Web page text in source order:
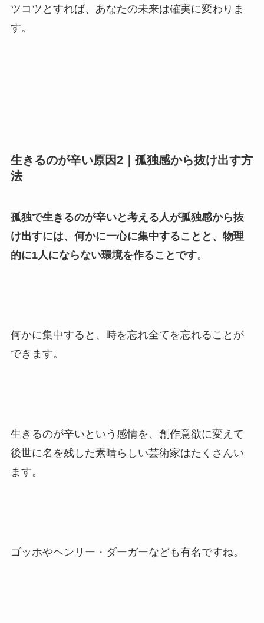
ツコツとすれば、あなたの未来は確実に変わりま
す。
生きるのが辛い原因2｜孤独感から抜け出す方
法
孤独で生きるのが辛いと考える人が孤独感から抜
け出すには、何かに一心に集中することと、物理
的に1人にならない環境を作ることです。
何かに集中すると、時を忘れ全てを忘れることが
できます。
生きるのが辛いという感情を、創作意欲に変えて
後世に名を残した素晴らしい芸術家はたくさんい
ます。
ゴッホやヘンリー・ダーガーなども有名ですね。